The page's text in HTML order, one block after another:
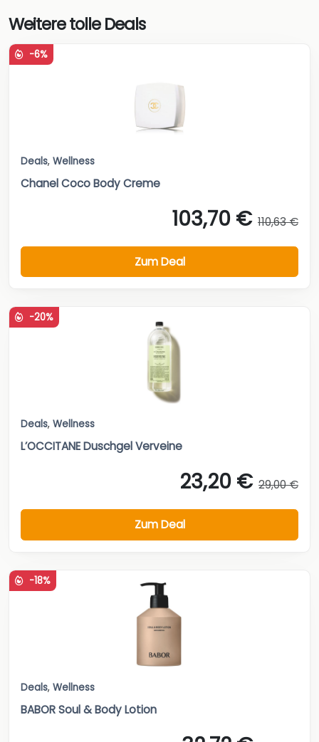
Weitere tolle Deals
-6%
Deals, Wellness
Chanel Coco Body Creme
103,70 € 110,63 €
Zum Deal
-20%
Deals, Wellness
L’OCCITANE Duschgel Verveine
23,20 € 29,00 €
Zum Deal
-18%
Deals, Wellness
BABOR Soul & Body Lotion